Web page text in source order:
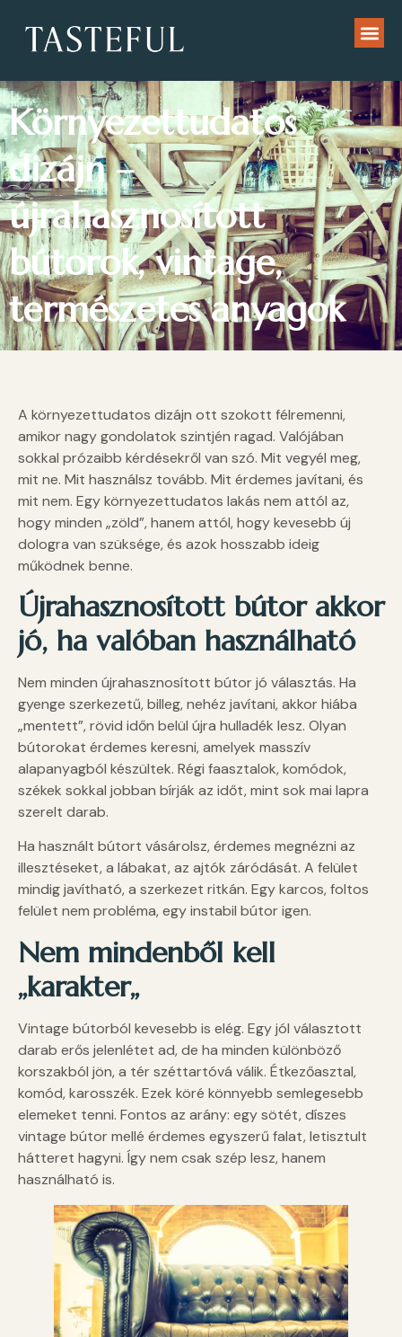
Környezettudatos
dizájn –
újrahasznosított
bútorok, vintage,
természetes anyagok
A környezettudatos dizájn ott szokott félremenni,
amikor nagy gondolatok szintjén ragad. Valójában
sokkal prózaibb kérdésekről van szó. Mit vegyél meg,
mit ne. Mit használsz tovább. Mit érdemes javítani, és
mit nem. Egy környezettudatos lakás nem attól az,
hogy minden „zöld”, hanem attól, hogy kevesebb új
dologra van szüksége, és azok hosszabb ideig
működnek benne.
Újrahasznosított bútor akkor
jó, ha valóban használható
Nem minden újrahasznosított bútor jó választás. Ha
gyenge szerkezetű, billeg, nehéz javítani, akkor hiába
„mentett”, rövid időn belül újra hulladék lesz. Olyan
bútorokat érdemes keresni, amelyek masszív
alapanyagból készültek. Régi faasztalok, komódok,
székek sokkal jobban bírják az időt, mint sok mai lapra
szerelt darab.
Ha használt bútort vásárolsz, érdemes megnézni az
illesztéseket, a lábakat, az ajtók záródását. A felület
mindig javítható, a szerkezet ritkán. Egy karcos, foltos
felület nem probléma, egy instabil bútor igen.
Nem mindenből kell
„karakter„
Vintage bútorból kevesebb is elég. Egy jól választott
darab erős jelenlétet ad, de ha minden különböző
korszakból jön, a tér széttartóvá válik. Étkezőasztal,
komód, karosszék. Ezek köré könnyebb semlegesebb
elemeket tenni. Fontos az arány: egy sötét, díszes
vintage bútor mellé érdemes egyszerű falat, letisztult
hátteret hagyni. Így nem csak szép lesz, hanem
használható is.